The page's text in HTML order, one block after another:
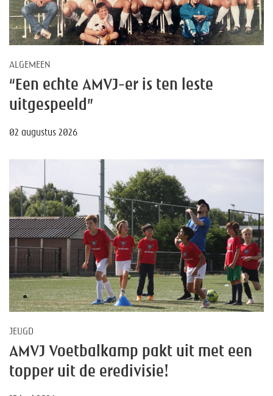
ALGEMEEN
“Een echte AMVJ-er is ten leste
uitgespeeld”
02 augustus 2026
JEUGD
AMVJ Voetbalkamp pakt uit met een
topper uit de eredivisie!